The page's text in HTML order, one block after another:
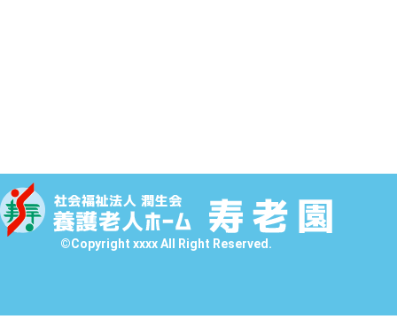
©Copyright xxxx All Right Reserved.